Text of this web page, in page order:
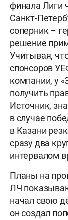
финала Лиги
Санкт-
соперник –
решение
Учитывая,
спонсоров
компании, у
получить
Источник,
в случае
в Казани
сразу два
интервалом
Планы на
ЛЧ
начал свою
он создал